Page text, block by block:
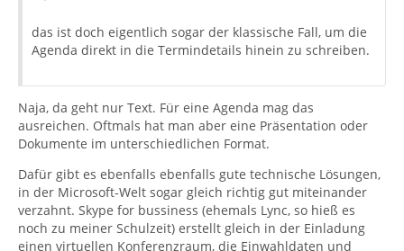
das ist doch eigentlich sogar der klassische Fall, um die
Agenda direkt in die Termindetails hinein zu schreiben.
Naja, da geht nur Text. Für eine Agenda mag das
ausreichen. Oftmals hat man aber eine Präsentation oder
Dokumente im unterschiedlichen Format.
Dafür gibt es ebenfalls ebenfalls gute technische Lösungen,
in der Microsoft-Welt sogar gleich richtig gut miteinander
verzahnt. Skype for bussiness (ehemals Lync, so hieß es
noch zu meiner Schulzeit) erstellt gleich in der Einladung
einen virtuellen Konferenzraum, die Einwahldaten und